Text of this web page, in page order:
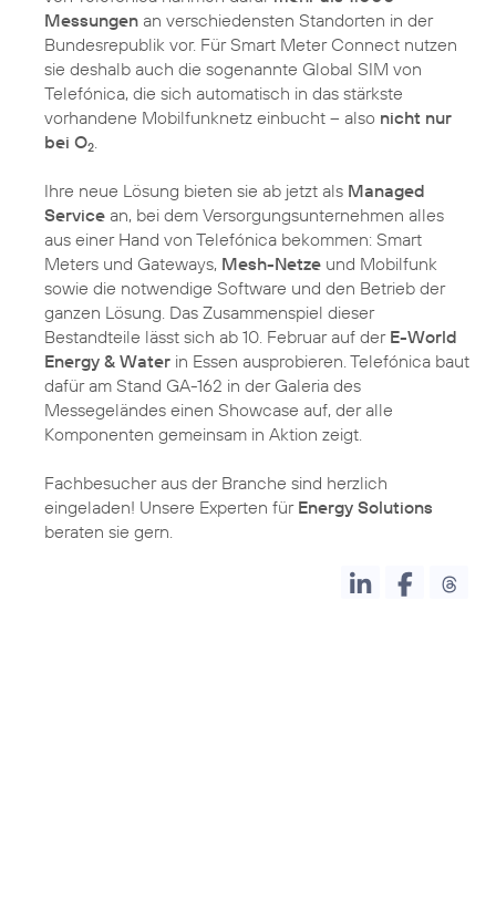
Messungen an verschiedensten Standorten in der
Bundesrepublik vor. Für Smart Meter Connect nutzen
sie deshalb auch die sogenannte Global SIM von
Telefónica, die sich automatisch in das stärkste
vorhandene Mobilfunknetz einbucht – also nicht nur
bei O2.
Ihre neue Lösung bieten sie ab jetzt als Managed
Service an, bei dem Versorgungsunternehmen alles
aus einer Hand von Telefónica bekommen: Smart
Meters und Gateways, Mesh-Netze und Mobilfunk
sowie die notwendige Software und den Betrieb der
ganzen Lösung. Das Zusammenspiel dieser
Bestandteile lässt sich ab 10. Februar auf der E-World
Energy & Water in Essen ausprobieren. Telefónica baut
dafür am Stand GA-162 in der Galeria des
Messegeländes einen Showcase auf, der alle
Komponenten gemeinsam in Aktion zeigt.
Fachbesucher aus der Branche sind herzlich
eingeladen! Unsere Experten für Energy Solutions
beraten sie gern.